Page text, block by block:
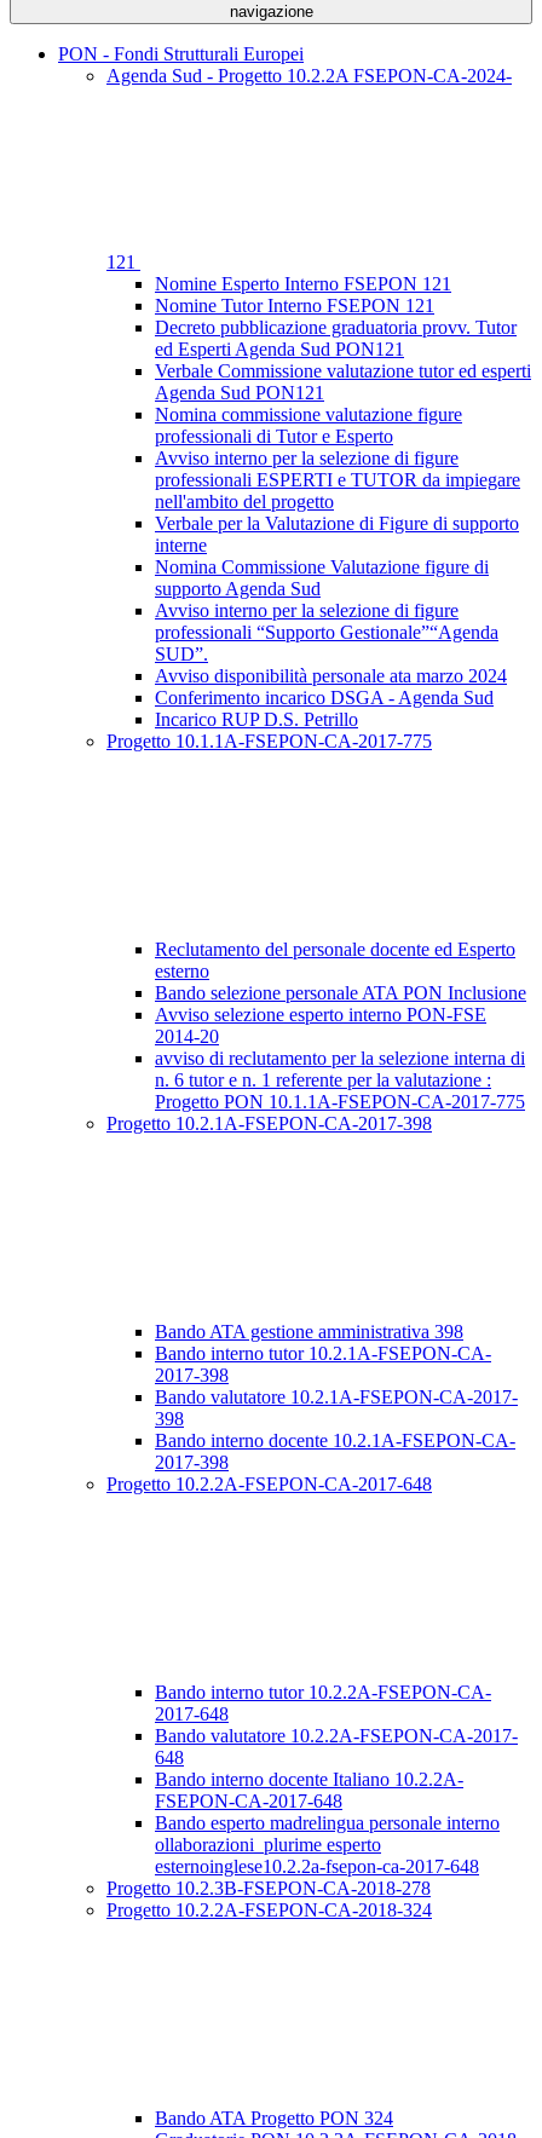
navigazione
PON - Fondi Strutturali Europei
Agenda Sud - Progetto 10.2.2A FSEPON-CA-2024-
121
Nomine Esperto Interno FSEPON 121
Nomine Tutor Interno FSEPON 121
Decreto pubblicazione graduatoria provv. Tutor
ed Esperti Agenda Sud PON121
Verbale Commissione valutazione tutor ed esperti
Agenda Sud PON121
Nomina commissione valutazione figure
professionali di Tutor e Esperto
Avviso interno per la selezione di figure
professionali ESPERTI e TUTOR da impiegare
nell'ambito del progetto
Verbale per la Valutazione di Figure di supporto
interne
Nomina Commissione Valutazione figure di
supporto Agenda Sud
Avviso interno per la selezione di figure
professionali “Supporto Gestionale”“Agenda
SUD”.
Avviso disponibilità personale ata marzo 2024
Conferimento incarico DSGA - Agenda Sud
Incarico RUP D.S. Petrillo
Progetto 10.1.1A-FSEPON-CA-2017-775
Reclutamento del personale docente ed Esperto
esterno
Bando selezione personale ATA PON Inclusione
Avviso selezione esperto interno PON-FSE
2014-20
avviso di reclutamento per la selezione interna di
n. 6 tutor e n. 1 referente per la valutazione :
Progetto PON 10.1.1A-FSEPON-CA-2017-775
Progetto 10.2.1A-FSEPON-CA-2017-398
Bando ATA gestione amministrativa 398
Bando interno tutor 10.2.1A-FSEPON-CA-
2017-398
Bando valutatore 10.2.1A-FSEPON-CA-2017-
398
Bando interno docente 10.2.1A-FSEPON-CA-
2017-398
Progetto 10.2.2A-FSEPON-CA-2017-648
Bando interno tutor 10.2.2A-FSEPON-CA-
2017-648
Bando valutatore 10.2.2A-FSEPON-CA-2017-
648
Bando interno docente Italiano 10.2.2A-
FSEPON-CA-2017-648
Bando esperto madrelingua personale interno
ollaborazioni_plurime esperto
esternoinglese10.2.2a-fsepon-ca-2017-648
Progetto 10.2.3B-FSEPON-CA-2018-278
Progetto 10.2.2A-FSEPON-CA-2018-324
Bando ATA Progetto PON 324